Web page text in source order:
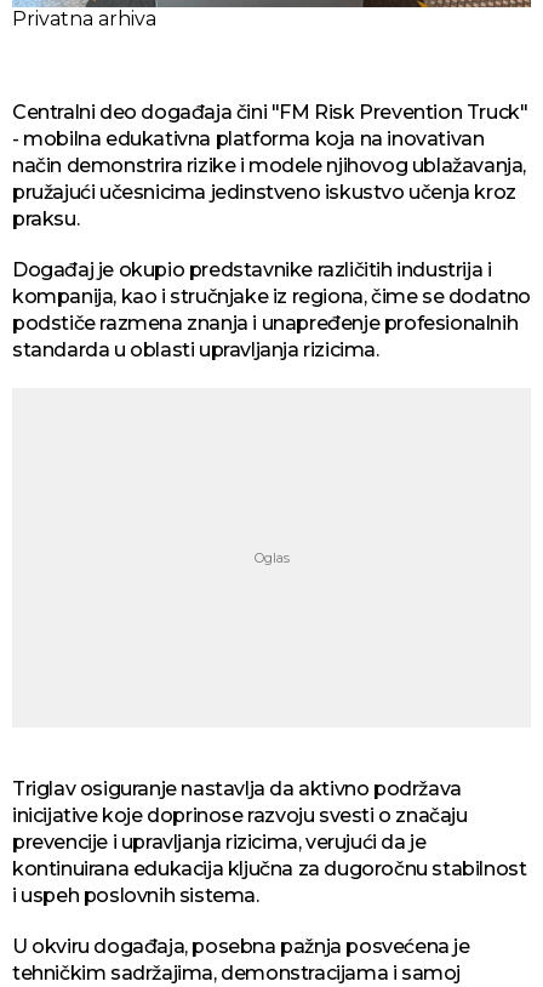
Privatna arhiva
Centralni deo događaja čini "FM Risk Prevention Truck"
- mobilna edukativna platforma koja na inovativan
način demonstrira rizike i modele njihovog ublažavanja,
pružajući učesnicima jedinstveno iskustvo učenja kroz
praksu.
Događaj je okupio predstavnike različitih industrija i
kompanija, kao i stručnjake iz regiona, čime se dodatno
podstiče razmena znanja i unapređenje profesionalnih
standarda u oblasti upravljanja rizicima.
Triglav osiguranje nastavlja da aktivno podržava
inicijative koje doprinose razvoju svesti o značaju
prevencije i upravljanja rizicima, verujući da je
kontinuirana edukacija ključna za dugoročnu stabilnost
i uspeh poslovnih sistema.
U okviru događaja, posebna pažnja posvećena je
tehničkim sadržajima, demonstracijama i samoj